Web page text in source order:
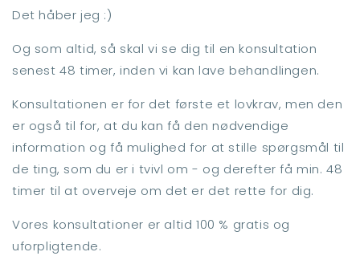
Det håber jeg :)
Og som altid, så skal vi se dig til en konsultation
senest 48 timer, inden vi kan lave behandlingen.
Konsultationen er for det første et lovkrav, men den
er også til for, at du kan få den nødvendige
information og få mulighed for at stille spørgsmål til
de ting, som du er i tvivl om - og derefter få min. 48
timer til at overveje om det er det rette for dig.
Vores konsultationer er altid 100 % gratis og
uforpligtende.